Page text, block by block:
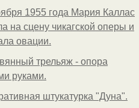
1955 года Мария Каллас
на сцену чикагской оперы и
овации.
трельяж - опора
руками.
штукатурка "Дуна".